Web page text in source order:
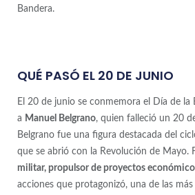
Bandera.
QUÉ PASÓ EL 20 DE JUNIO
El 20 de junio se conmemora el Día de la
a Manuel Belgrano, quien falleció un 20
Belgrano fue una figura destacada del
que se abrió con la Revolución de Mayo.
militar, propulsor de proyectos
acciones que protagonizó, una de las